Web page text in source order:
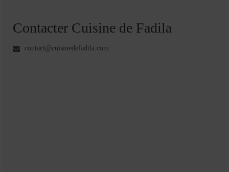
Contacter Cuisine de Fadila
contact@cuisinedefadila.com